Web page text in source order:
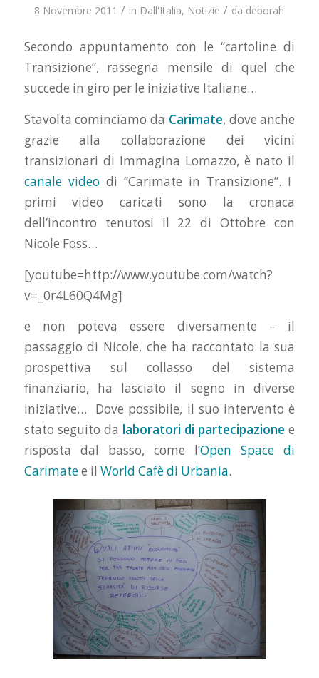
8 Novembre 2011 / in Dall'Italia, Notizie / da deborah
Secondo appuntamento con le “cartoline di
Transizione”, rassegna mensile di quel che
succede in giro per le iniziative Italiane…
Stavolta cominciamo da Carimate, dove anche
grazie alla collaborazione dei vicini
transizionari di Immagina Lomazzo, è nato il
canale video di “Carimate in Transizione”. I
primi video caricati sono la cronaca
dell’incontro tenutosi il 22 di Ottobre con
Nicole Foss…
[youtube=http://www.youtube.com/watch?
v=_0r4L60Q4Mg]
e non poteva essere diversamente – il
passaggio di Nicole, che ha raccontato la sua
prospettiva sul collasso del sistema
finanziario, ha lasciato il segno in diverse
iniziative… Dove possibile, il suo intervento è
stato seguito da laboratori di partecipazione e
risposta dal basso, come l’Open Space di
Carimatee il World Cafè di Urbania.